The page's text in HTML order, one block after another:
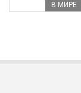
В МИРЕ